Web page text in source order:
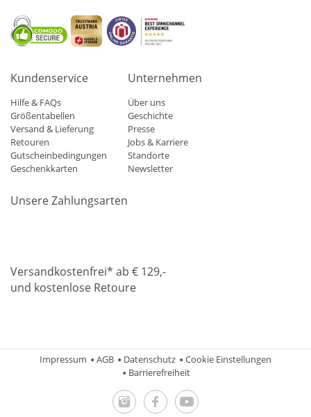
Kundenservice
Hilfe & FAQs
Größentabellen
Versand & Lieferung
Retouren
Gutscheinbedingungen
Geschenkkarten
Unternehmen
Über uns
Geschichte
Presse
Jobs & Karriere
Standorte
Newsletter
Unsere Zahlungsarten
Versandkostenfrei* ab € 129,-
und kostenlose Retoure
Impressum AGB Datenschutz
Cookie Einstellungen
Barrierefreiheit